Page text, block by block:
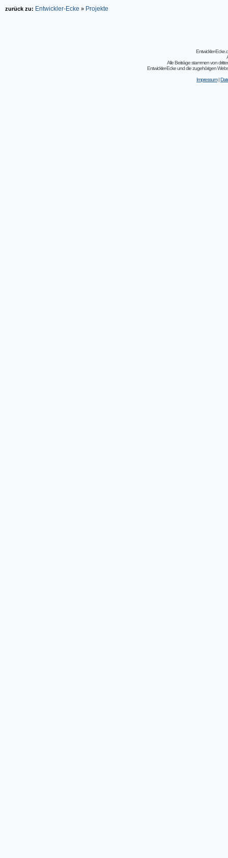
zurück zu: Entwickler-Ecke » Projekte
Entwickler-
Alle Beiträge stammen von
Entwickler-Ecke und die zugehörigen
Impressum|